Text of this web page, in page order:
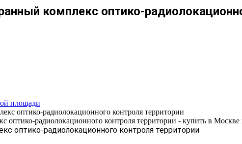
комплекс оптико-
площади
оптико-радиолокационного контроля территории
радиолокационного контроля территории - купить в
оптико-радиолокационного контроля территории